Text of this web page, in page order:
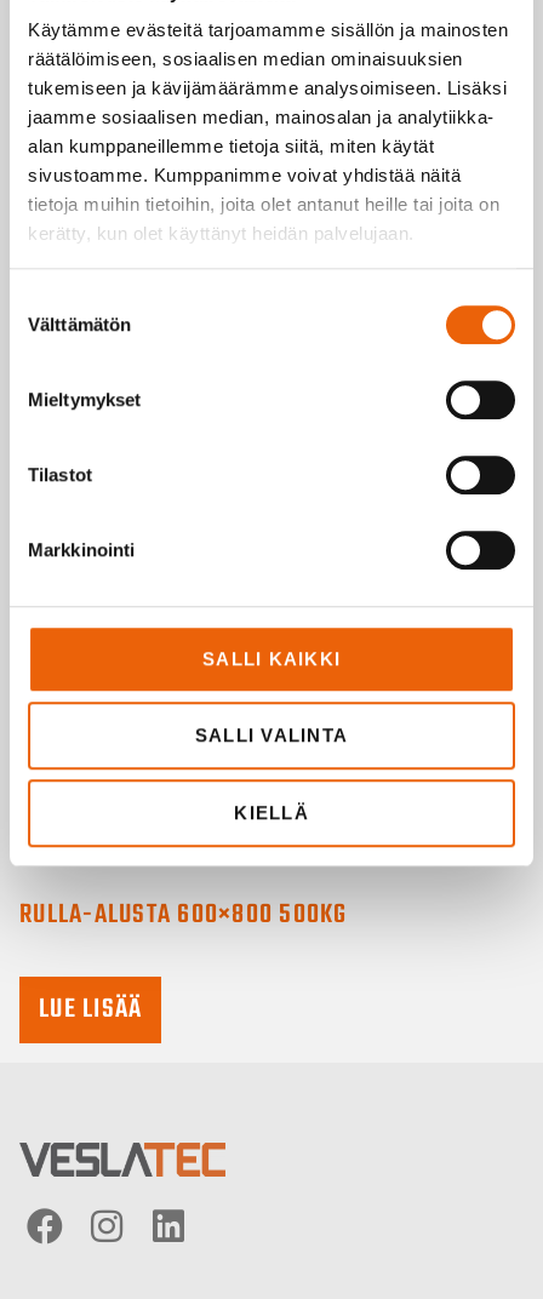
Käytämme evästeitä tarjoamamme sisällön ja mainosten
räätälöimiseen, sosiaalisen median ominaisuuksien
tukemiseen ja kävijämäärämme analysoimiseen. Lisäksi
jaamme sosiaalisen median, mainosalan ja analytiikka-
alan kumppaneillemme tietoja siitä, miten käytät
sivustoamme. Kumppanimme voivat yhdistää näitä
tietoja muihin tietoihin, joita olet antanut heille tai joita on
kerätty, kun olet käyttänyt heidän palvelujaan.
valinta
Välttämätön
Mieltymykset
Tilastot
Markkinointi
SALLI KAIKKI
SALLI VALINTA
KIELLÄ
RULLA-ALUSTA 300×400 500KG
RULLA-ALUSTA 600×800 500KG
LUE LISÄÄ